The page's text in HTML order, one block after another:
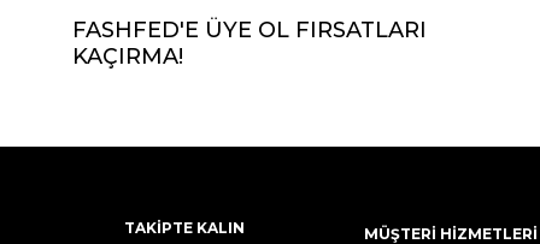
FASHFED'E ÜYE OL FIRSATLARI
KAÇIRMA!
TAKİPTE KALIN MÜŞTERİ HİZMETLERİ